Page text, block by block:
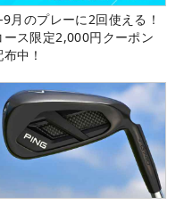
月のプレーに2回使える！
ース限定2,000円クーポン
中！